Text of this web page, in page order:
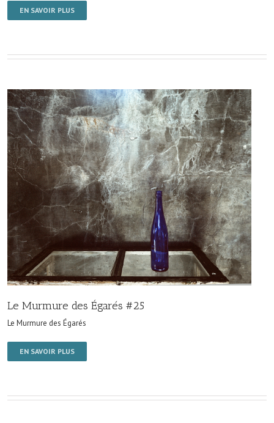
EN SAVOIR PLUS
Le Murmure des Égarés #25
Le Murmure des Égarés
EN SAVOIR PLUS